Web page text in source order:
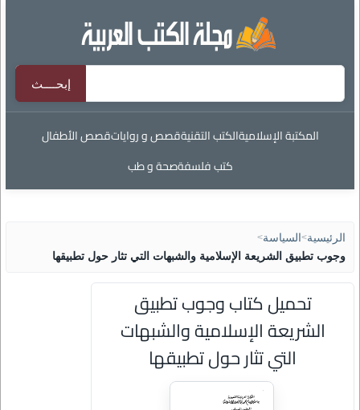
المكتبة الإسلاميةالكتب التقنيةقصص و رواياتقصص الأطفال
كتب فلسفةصحة و طب
الرئيسية> السياسة>
وجوب تطبيق الشريعة الإسلامية والشبهات التي تثار حول تطبيقها
تحميل كتاب وجوب تطبيق
الشريعة الإسلامية والشبهات
التي تثار حول تطبيقها